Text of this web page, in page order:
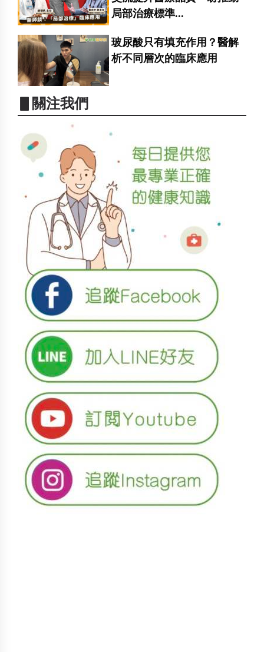
局部治療標準...
玻尿酸只有填充作用？醫解
析不同層次的臨床應用
▋關注我們